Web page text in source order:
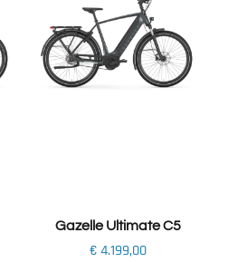
Gazelle Ultimate C5
€4.199,00